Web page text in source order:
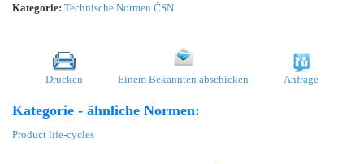
Kategorie: Technische Normen ČSN
Drucken Einem Bekannten abschicken Anfrage
Kategorie - ähnliche Normen:
Product life-cycles